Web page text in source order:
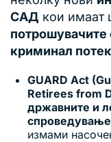
САД кои имаат
криминал
GUARD Act
Retirees from
државните и
спроведување
измами